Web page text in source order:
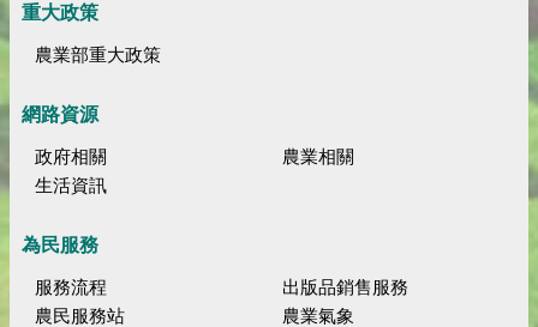
重大政策
農業部重大政策
網路資源
政府相關
農業相關
生活資訊
為民服務
服務流程
出版品銷售服務
農民服務站
農業氣象